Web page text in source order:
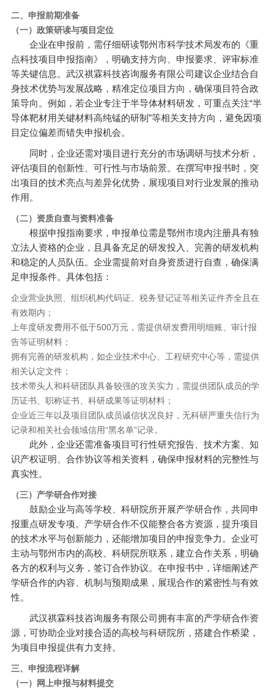
二、申报前期准备
（一）政策研读与项目定位
企业在申报前，需仔细研读鄂州市科学技术局发布的《重
点科技项目申报指南》，明确支持方向、申报要求、评审标准
等关键信息。武汉祺霖科技咨询服务有限公司建议企业结合自
身技术优势与发展战略，精准定位项目方向，确保项目符合政
策导向。例如，若企业专注于半导体材料研发，可重点关注“半
导体靶材用关键材料高纯锰的研制”等相关支持方向，避免因项
目定位偏差而错失申报机会。
同时，企业还需对项目进行充分的市场调研与技术分析，
评估项目的创新性、可行性与市场前景。在撰写申报书时，突
出项目的技术亮点与差异化优势，展现项目对行业发展的推动
作用。
（二）资质自查与资料准备
根据申报指南要求，申报单位需是鄂州市境内注册具有独
立法人资格的企业，且具备充足的研发投入、完善的研发机构
和稳定的人员队伍。企业需提前对自身资质进行自查，确保满
足申报条件。具体包括：
企业营业执照、组织机构代码证、税务登记证等相关证件齐全且在
有效期内；
上年度研发费用不低于500万元，需提供研发费用明细账、审计报
告等证明材料；
拥有完善的研发机构，如企业技术中心、工程研究中心等，需提供
相关认定文件；
技术带头人和科研团队具备较强的攻关实力，需提供团队成员的学
历证书、职称证书、科研成果等证明材料；
企业近三年以及项目团队成员诚信状况良好，无科研严重失信行为
记录和相关社会领域信用“黑名单”记录。
此外，企业还需准备项目可行性研究报告、技术方案、知
识产权证明、合作协议等相关资料，确保申报材料的完整性与
真实性。
（三）产学研合作对接
鼓励企业与高等学校、科研院所开展产学研合作，共同申
报重点研发专项。产学研合作不仅能整合各方资源，提升项目
的技术水平与创新能力，还能增加项目的申报竞争力。企业可
主动与鄂州市内的高校、科研院所联系，建立合作关系，明确
各方的权利与义务，签订合作协议。在申报书中，详细阐述产
学研合作的内容、机制与预期成果，展现合作的紧密性与有效
性。
武汉祺霖科技咨询服务有限公司拥有丰富的产学研合作资
源，可协助企业对接合适的高校与科研院所，搭建合作桥梁，
为项目申报提供有力支持。
三、申报流程详解
（一）网上申报与材料提交